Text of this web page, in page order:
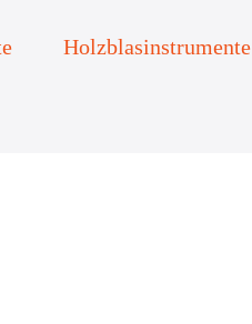
Holzblasinstrumente